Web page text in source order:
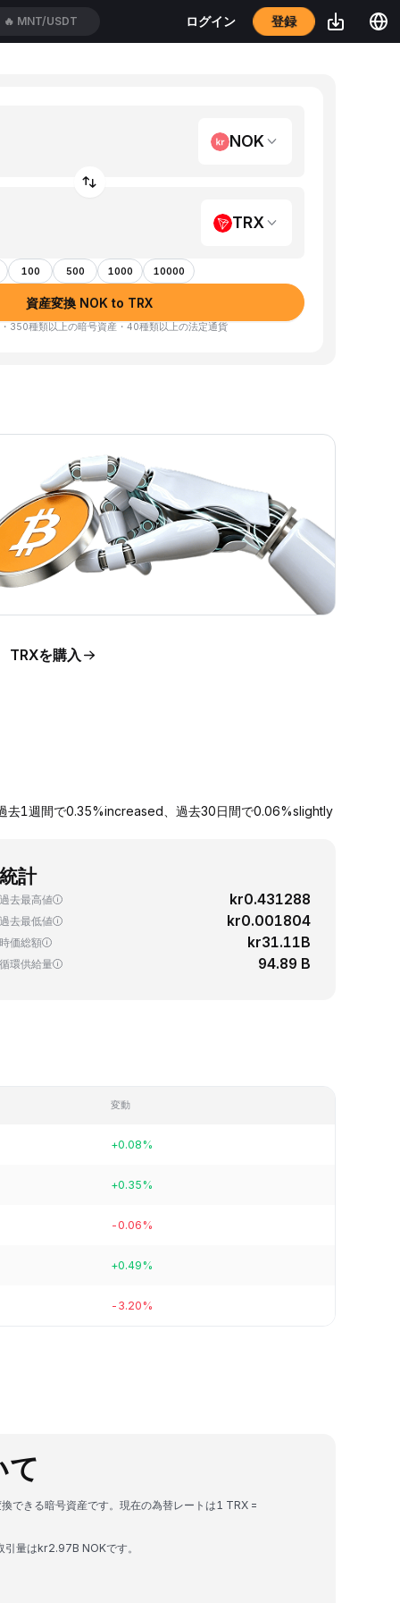
🔥 ETH/USDT ログイン 登録
NOK
TRX
100 500 1000 10000
資産変換 NOK to TRX
350種類以上の暗号資産・40種類以上の法定通貨
TRXを購入
去1週間で0.35%increased、過去30日間で0.06%slightly
統計
過去最高値 kr0.431288
過去最低値 kr0.001804
時価総額 kr31.11B
循環供給量 94.89 B
変動
+0.08%
+0.35%
-0.06%
+0.49%
-3.20%
て
できる暗号資産です。現在の為替レートは1 TRX =
量はkr2.97B NOKです。